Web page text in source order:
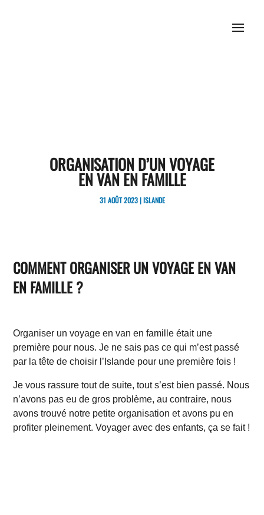
ORGANISATION D’UN VOYAGE
EN VAN EN FAMILLE
31 AOÛT 2023|ISLANDE
COMMENT ORGANISER UN VOYAGE EN VAN
EN FAMILLE ?
Organiser un voyage en van en famille était une
première pour nous. Je ne sais pas ce qui m’est passé
par la tête de choisir l’Islande pour une première fois !
Je vous rassure tout de suite, tout s’est bien passé. Nous
n’avons pas eu de gros problème, au contraire, nous
avons trouvé notre petite organisation et avons pu en
profiter pleinement. Voyager avec des enfants, ça se fait !